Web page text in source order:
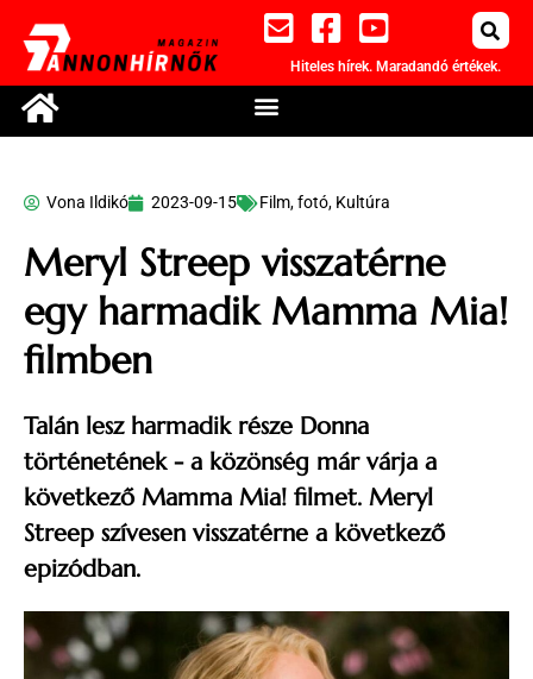
Hiteles hírek. Maradandó értékek.
Vona Ildikó 2023-09-15 Film, fotó, Kultúra
Meryl Streep visszatérne
egy harmadik Mamma Mia!
filmben
Talán lesz harmadik része Donna
történetének - a közönség már várja a
következő Mamma Mia! filmet. Meryl
Streep szívesen visszatérne a következő
epizódban.